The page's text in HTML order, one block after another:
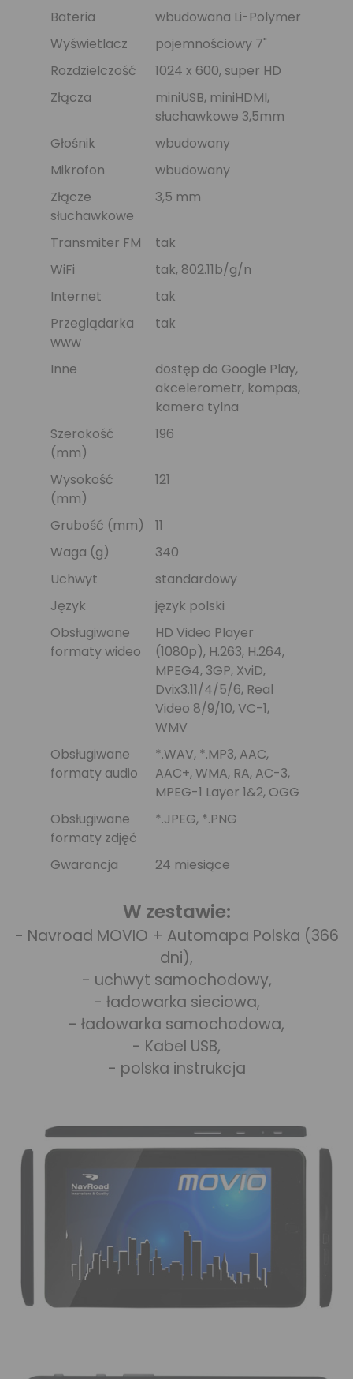
Bateria
wbudowana Li-Polymer
Wyświetlacz
pojemnościowy 7"
Rozdzielczość
1024 x 600, super HD
Złącza
miniUSB, miniHDMI,
słuchawkowe 3,5mm
Głośnik
wbudowany
Mikrofon
wbudowany
Złącze
słuchawkowe
3,5 mm
Transmiter FM
tak
WiFi
tak, 802.11b/g/n
Internet
tak
Przeglądarka
www
tak
Inne
dostęp do Google Play,
akcelerometr, kompas,
kamera tylna
Szerokość
(mm)
196
Wysokość
(mm)
121
Grubość (mm)
11
Waga (g)
340
Uchwyt
standardowy
Język
język polski
Obsługiwane
formaty wideo
HD Video Player
(1080p), H.263, H.264,
MPEG4, 3GP, XviD,
Dvix3.11/4/5/6, Real
Video 8/9/10, VC-1,
WMV
Obsługiwane
formaty audio
*.WAV, *.MP3, AAC,
AAC+, WMA, RA, AC-3,
MPEG-1 Layer 1&2, OGG
Obsługiwane
formaty zdjęć
*.JPEG, *.PNG
Gwarancja 24 miesiące
W zestawie:
- Navroad MOVIO + Automapa Polska (366
dni),
- uchwyt samochodowy,
- ładowarka sieciowa,
- ładowarka samochodowa,
- Kabel USB,
- polska instrukcja